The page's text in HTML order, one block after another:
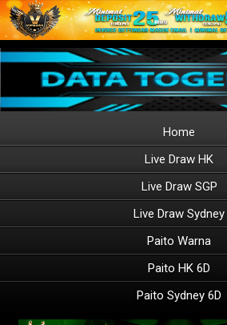
Home
Live Draw HK
Live Draw SGP
Live Draw Sydney
Paito Warna
Paito HK 6D
Paito Sydney 6D